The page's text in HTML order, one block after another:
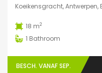
Koeikensgracht, Antwerpen,
18 m2
1 Bathroom
BESCH. VANAF SEP.